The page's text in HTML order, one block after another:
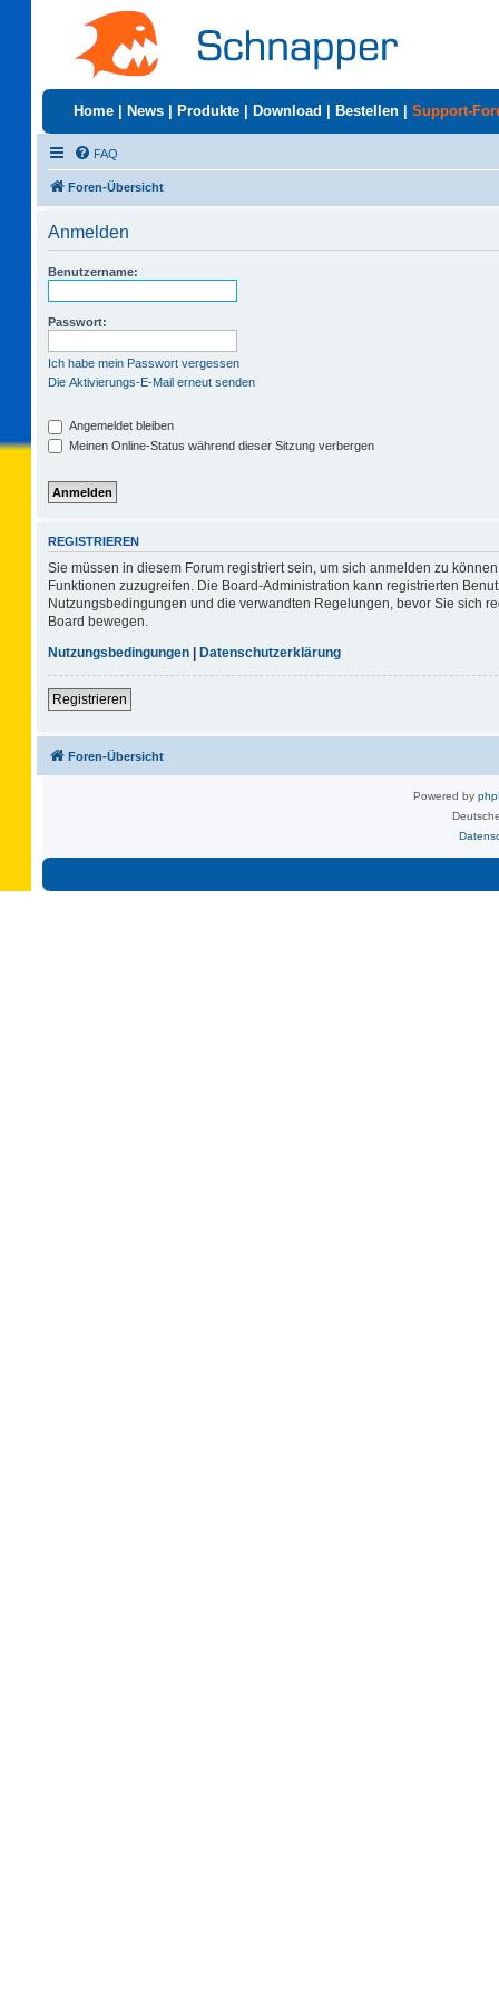
Home News Produkte Download Bestellen Support-
FAQ
Foren-Übersicht
Anmelden
Benutzername:
Passwort:
Ich habe mein Passwort vergessen
Die Aktivierungs-E-Mail erneut senden
Angemeldet bleiben
Meinen Online-Status während dieser Sitzung verbergen
REGISTRIEREN
Sie müssen in diesem Forum registriert sein, um sich anmelden zu
Funktionen zuzugreifen. Die Board-Administration kann registrierten
Nutzungsbedingungen und die verwandten Regelungen, bevor Sie sich
Board bewegen.
Nutzungsbedingungen | Datenschutzerklärung
Registrieren
Foren-Übersicht
Powered by